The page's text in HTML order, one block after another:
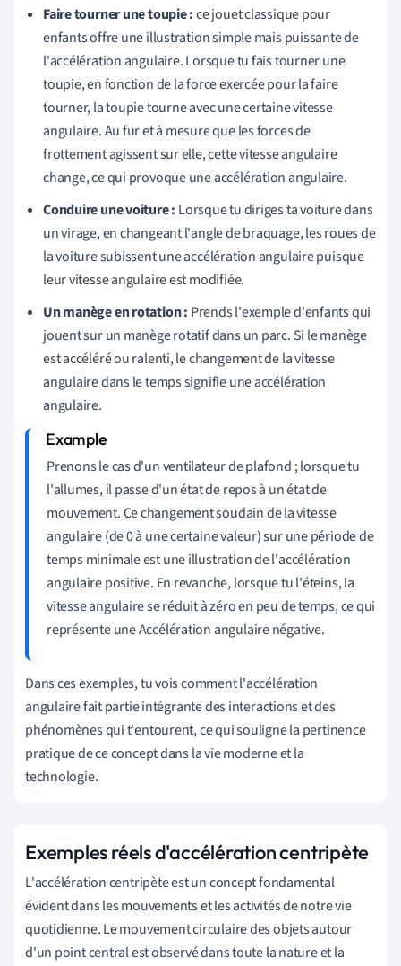
Faire tourner une toupie :ce jouet classique pour
enfants offre une illustration simple mais puissante de
l'accélération angulaire. Lorsque tu fais tourner une
toupie, en fonction de la force exercée pour la faire
tourner, la toupie tourne avec une certaine vitesse
angulaire. Au fur et à mesure que les forces de
frottement agissent sur elle, cette vitesse angulaire
change, ce qui provoque une accélération angulaire.
Conduire une voiture : Lorsque tu diriges ta voiture dans
un virage, en changeant l'angle de braquage, les roues de
la voiture subissent une accélération angulaire puisque
leur vitesse angulaire est modifiée.
Un manège en rotation : Prends l'exemple d'enfants qui
jouent sur un manège rotatif dans un parc. Si le manège
est accéléré ou ralenti, le changement de la vitesse
angulaire dans le temps signifie une accélération
angulaire.
Prenons le cas d'un ventilateur de plafond ; lorsque tu
l'allumes, il passe d'un état de repos à un état de
mouvement. Ce changement soudain de la vitesse
angulaire (de 0 à une certaine valeur) sur une période de
temps minimale est une illustration de l'accélération
angulaire positive. En revanche, lorsque tu l'éteins, la
vitesse angulaire se réduit à zéro en peu de temps, ce qui
représente une Accélération angulaire négative.
Dans ces exemples, tu vois comment l'accélération
angulaire fait partie intégrante des interactions et des
phénomènes qui t'entourent, ce qui souligne la pertinence
pratique de ce concept dans la vie moderne et la
technologie.
Exemples réels d'accélération centripète
L'accélération centripète est un concept fondamental
évident dans les mouvements et les activités de notre vie
quotidienne. Le mouvement circulaire des objets autour
d'un point central est observé dans toute la nature et la